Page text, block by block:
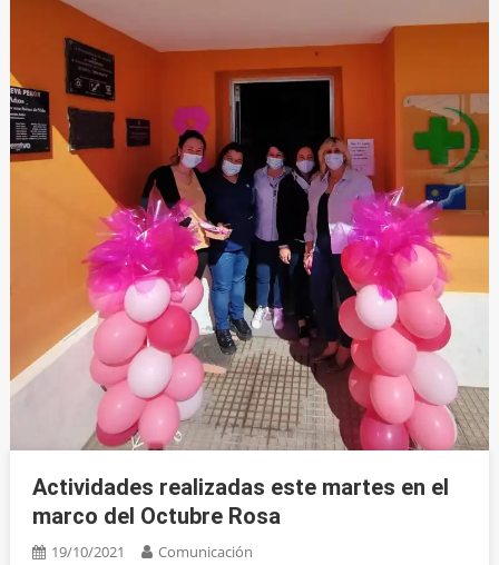
Actividades realizadas este martes en el
marco del Octubre Rosa
19/10/2021 Comunicación